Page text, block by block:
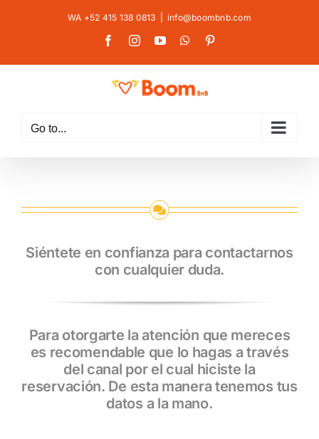
WA +52 415 138 0813 info@boombnb.com
FacebookInstagramYouTubeWhatsApp
Go to...
Siéntete en confianza para contactarnos
con cualquier duda.
Para otorgarte la atención que mereces
es recomendable que lo hagas a través
del canal por el cual hiciste la
reservación. De esta manera tenemos tus
datos a la mano.